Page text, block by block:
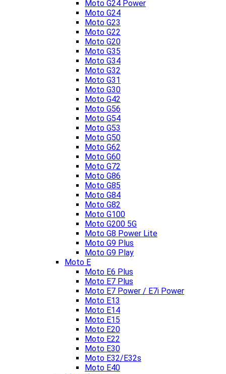
Moto G24 Power
Moto G24
Moto G23
Moto G22
Moto G20
Moto G35
Moto G34
Moto G32
Moto G31
Moto G30
Moto G42
Moto G56
Moto G54
Moto G53
Moto G50
Moto G62
Moto G60
Moto G72
Moto G86
Moto G85
Moto G84
Moto G82
Moto G100
Moto G200 5G
Moto G8 Power Lite
Moto G9 Plus
Moto G9 Play
Moto E
Moto E6 Plus
Moto E7 Plus
Moto E7 Power / E7i Power
Moto E13
Moto E14
Moto E15
Moto E20
Moto E22
Moto E30
Moto E32/E32s
Moto E40